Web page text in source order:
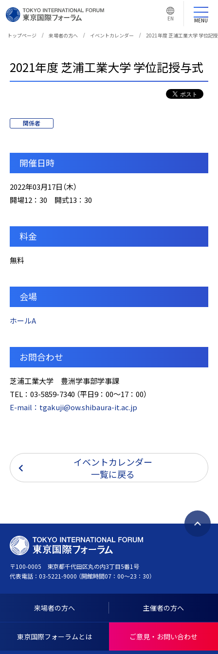
言
語
切
え
ボ
EN MENU
トップページ 来場者の方へ イベントカレンダー 2021年度 芝浦工業大学 学位記
2021年度 芝浦工業大学 学位記授与式
関係者
開催日時
2022年03月17日（木）
開場12：30 開式13：30
料金
無料
会場
ホールA
お問合わせ
芝浦工業大学 豊洲学事部学事課
TEL：03-5859-7340 （平日9：00～17：00）
E-mail：tgakuji@ow.shibaura-it.ac.jp
イベントカレンダー
一覧に戻る
ペ
プ
戻
る
T
O
K
Y
O
N
〒100-0005 東京都千代田区丸の内3丁目5番1号
代表電話： 03-5221-9000 （開館時間07：00～23：30）
来場者の方へ 主催者の方へ
東京国際フォーラムとは ご意見・お問い合わせ